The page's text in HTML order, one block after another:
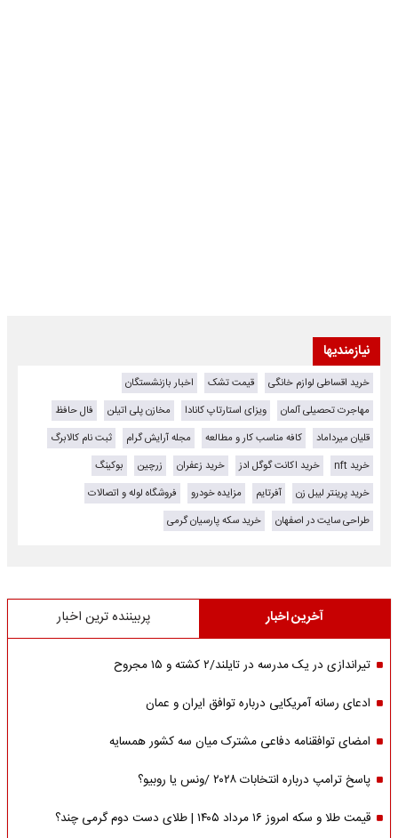
نیازمندیها
خرید اقساطی لوازم خانگی قیمت تشک
اخبار بازنشستگان
مهاجرت تحصیلی آلمان
ویزای استارتاپ کانادا مخازن پلی اتیلن
فال حافظ
قلیان میرداماد
کافه مناسب کار و مطالعه مجله آرایش گرام
ثبت نام کالابرگ
خرید nft
خرید اکانت گوگل ادز خرید زعفران زرچین
بوکینگ
خرید پرینتر لیبل زن
آفرتایم مزایده خودرو
فروشگاه لوله و اتصالات
طراحی سایت در اصفهان
خرید سکه پارسیان گرمی
آخرین اخبار پربیننده ترین اخبار
تیراندازی در یک مدرسه در تایلند/۲ کشته و ۱۵ مجروح
ادعای رسانه آمریکایی درباره توافق ایران و عمان
امضای توافقنامه دفاعی مشترک میان سه کشور همسایه
پاسخ ترامپ درباره انتخابات ۲۰۲۸ /ونس یا روبیو؟
قیمت طلا و سکه امروز ۱۶ مرداد ۱۴۰۵ | طلای دست دوم گرمی چند؟